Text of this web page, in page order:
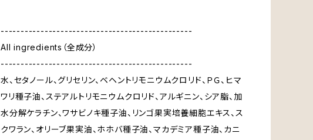
------------------------------------------------
All ingredients（全成分）
------------------------------------------------
水、セタノール、グリセリン、ベヘントリモニウムクロリド、ＰＧ、ヒマ
ワリ種子油、ステアルトリモニウムクロリド、アルギニン、シア脂、加
水分解ケラチン、ワサビノキ種子油、リンゴ果実培養細胞エキス、ス
クワラン、オリーブ果実油、ホホバ種子油、マカデミア種子油、カニ